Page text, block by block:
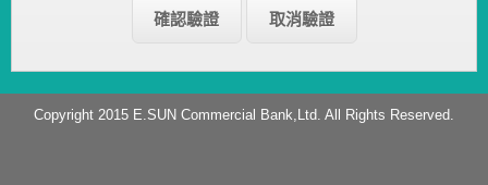
Copyright 2015 E.SUN Commercial Bank,Ltd. All Rights Reserved.